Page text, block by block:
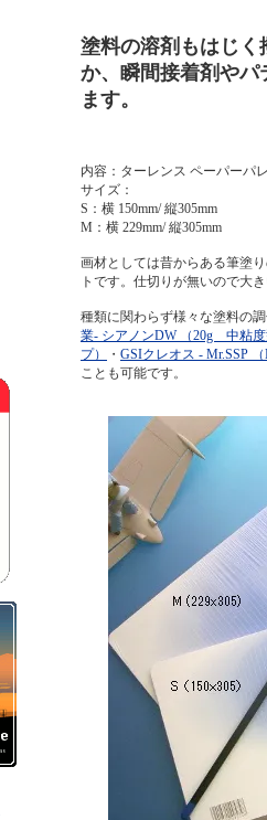
塗料の溶剤もはじ
か、瞬間接着剤やパ
ます。
内容：ターレンス ペーパーパ
サイズ：
S：横 150mm/ 縦305mm
M：横 229mm/ 縦305mm
画材としては昔からある筆塗
トです。仕切りが無いので大
種類に関わらず様々な塗料の
業- シアノンDW （20g 中粘度
プ）
・ GSIクレオス - Mr.SSP
ことも可能です。